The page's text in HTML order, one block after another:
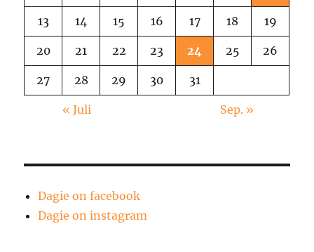
13 14 15 16 17 18 19
20 21 22 23 24 25 26
27 28 29 30 31
« Juli Sep. »
Dagie on facebook
Dagie on instagram